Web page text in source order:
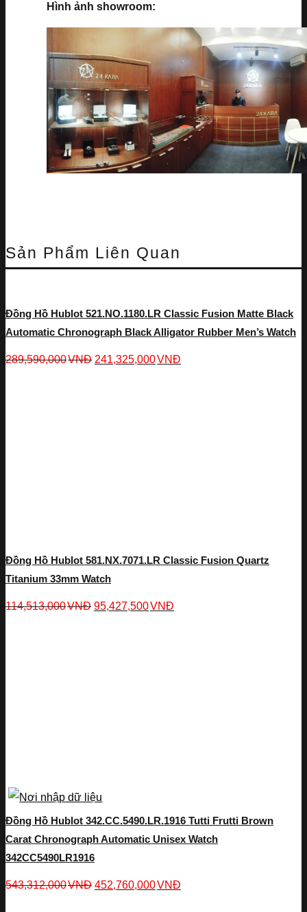
Hình ảnh showroom:
Sản Phẩm Liên Quan
Đồng Hồ Hublot 521.NO.1180.LR Classic Fusion Matte Black
Automatic Chronograph Black Alligator Rubber Men’s Watch
289,590,000VNĐ 241,325,000VNĐ
Đồng Hồ Hublot 581.NX.7071.LR Classic Fusion Quartz
Titanium 33mm Watch
114,513,000VNĐ 95,427,500VNĐ
Đồng Hồ Hublot 342.CC.5490.LR.1916 Tutti Frutti Brown
Carat Chronograph Automatic Unisex Watch
342CC5490LR1916
543,312,000VNĐ 452,760,000VNĐ